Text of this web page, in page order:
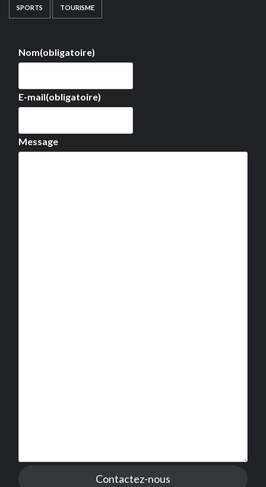
SPORTS TOURISME
Nom(obligatoire)
E-mail(obligatoire)
Message
Contactez-nous